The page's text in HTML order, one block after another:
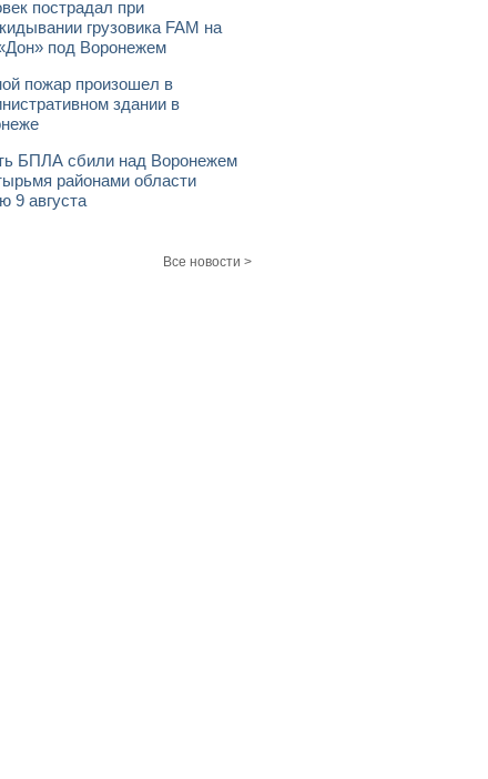
пострадал при
грузовика FAM на
под Воронежем
пожар произошел в
здании в
БПЛА сбили над Воронежем
районами области
9 августа
Все новости >